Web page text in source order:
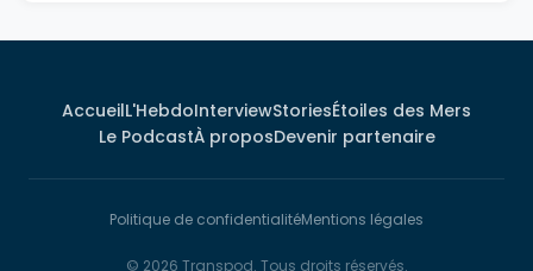
AccueilL'HebdoInterviewStoriesÉtoiles des Mers
Le PodcastÀ proposDevenir partenaire
Politique de confidentialitéMentions légales
© 2026 Transpod. Tous droits réservés.